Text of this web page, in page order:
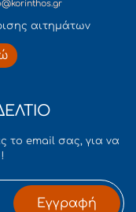
αιτημάτων
το email σας, για να
Εγγραφή